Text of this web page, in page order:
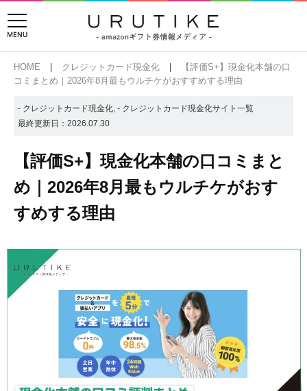
HOME クレジットカード現金化
【評価S+】現金化本舗の口
コミまとめ｜2026年8月最もウルチケがおすすめする理由
- クレジットカード現金化, - クレジットカード現金化サイト一覧
最終更新日： 2026.07.30
【評価S+】現金化本舗の口コミまと
め｜2026年8月最もウルチケがおす
すめする理由